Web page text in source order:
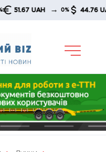
UAH → 0% 44.76 UAH →